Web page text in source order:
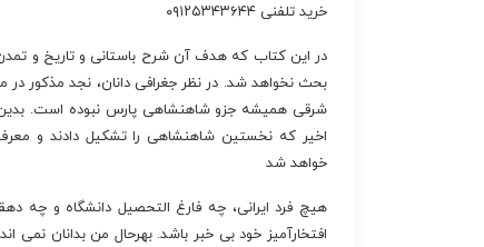
خرید تلفنی ۰۹۱۲۵۳۴۳۶۴۴
در این کتاب که هدف آن شرح باستانی و تاریخ و تمدن
بحث نخواهد شد. در نظر جغرافی دانان، نجد مذکور در
شرقی همیشه جزو شاهنشاهی پارس نبوده است. بدین
اخیر که نخستین شاهنشاهی را تشکیل دادند و
خواهد شد
هیچ فرد ایرانی، چه فارغ التحصیل دانشگاه و چه
افتخارآمیز خود بی خبر باشد. بهرحال من بدانان